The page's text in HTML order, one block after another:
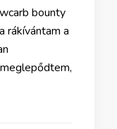
bounty
rákívántam a